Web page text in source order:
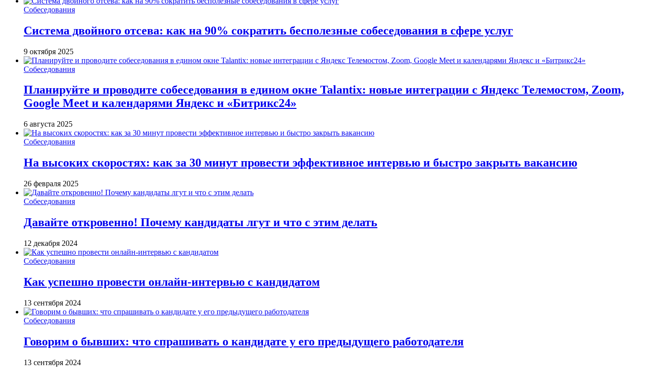
Собеседования
Система двойного отсева: как на 90% сократить бесполезные собеседования в сфере услуг
9 октября 2025
Собеседования
Планируйте и проводите собеседования в едином окне Talantix: новые интеграции с Яндекс Телемостом, Zoom,
Google Meet и календарями Яндекс и «Битрикс24»
6 августа 2025
Собеседования
На высоких скоростях: как за 30 минут провести эффективное интервью и быстро закрыть вакансию
26 февраля 2025
Собеседования
Давайте откровенно! Почему кандидаты лгут и что с этим делать
12 декабря 2024
Собеседования
Как успешно провести онлайн-интервью с кандидатом
13 сентября 2024
Собеседования
Говорим о бывших: что спрашивать о кандидате у его предыдущего работодателя
13 сентября 2024